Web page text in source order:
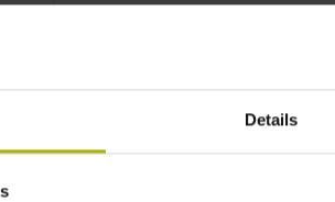
Details
Mit03-4 Mitsubishi